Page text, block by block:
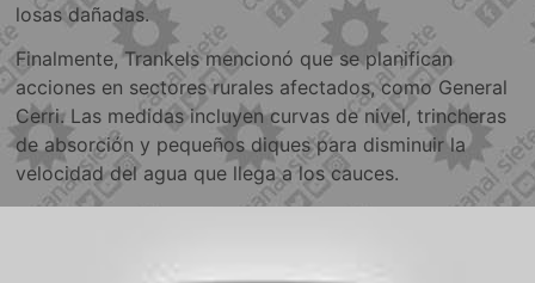
losas dañadas.
Finalmente, Trankels mencionó que se planifican
acciones en sectores rurales afectados, como General
Cerri. Las medidas incluyen curvas de nivel, trincheras
de absorción y pequeños diques para disminuir la
velocidad del agua que llega a los cauces.